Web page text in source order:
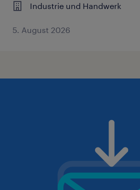
Industrie und Handwerk
5. August 2026